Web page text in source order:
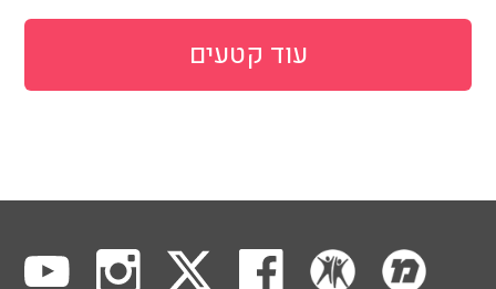
עוד קטעים